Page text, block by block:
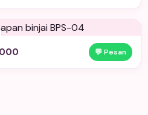
💬 Pesan